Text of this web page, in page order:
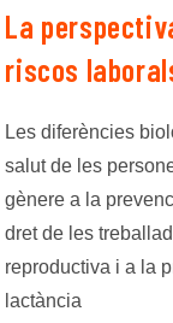
La
riscos
Les diferències
salut de les
gènere a la
dret de les
reproductiva i a la
lactància